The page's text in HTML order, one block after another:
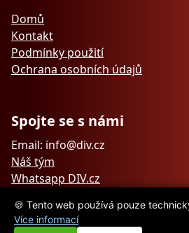
Domů
Kontakt
Podmínky použití
Ochrana osobních údajů
Spojte se s námi
Email: info@div.cz
Náš tým
Whatsapp DIV.cz
🍪 Tento web používá pouze
Více informací